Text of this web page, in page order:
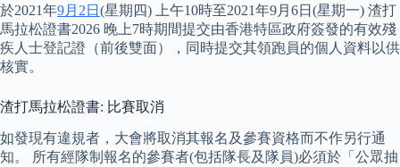
於2021年9月2日 (星期四) 上午10時至2021年9月6日(星期一) 渣打
馬拉松證書2026 晚上7時期間提交由香港特區政府簽發的有效殘
疾人士登記證（前後雙面），同時提交其領跑員的個人資料以供
核實。
渣打馬拉松證書: 比賽取消
如發現有違規者，大會將取消其報名及參賽資格而不作另行通
知。 所有經隊制報名的參賽者(包括隊長及隊員)必須於「公眾抽